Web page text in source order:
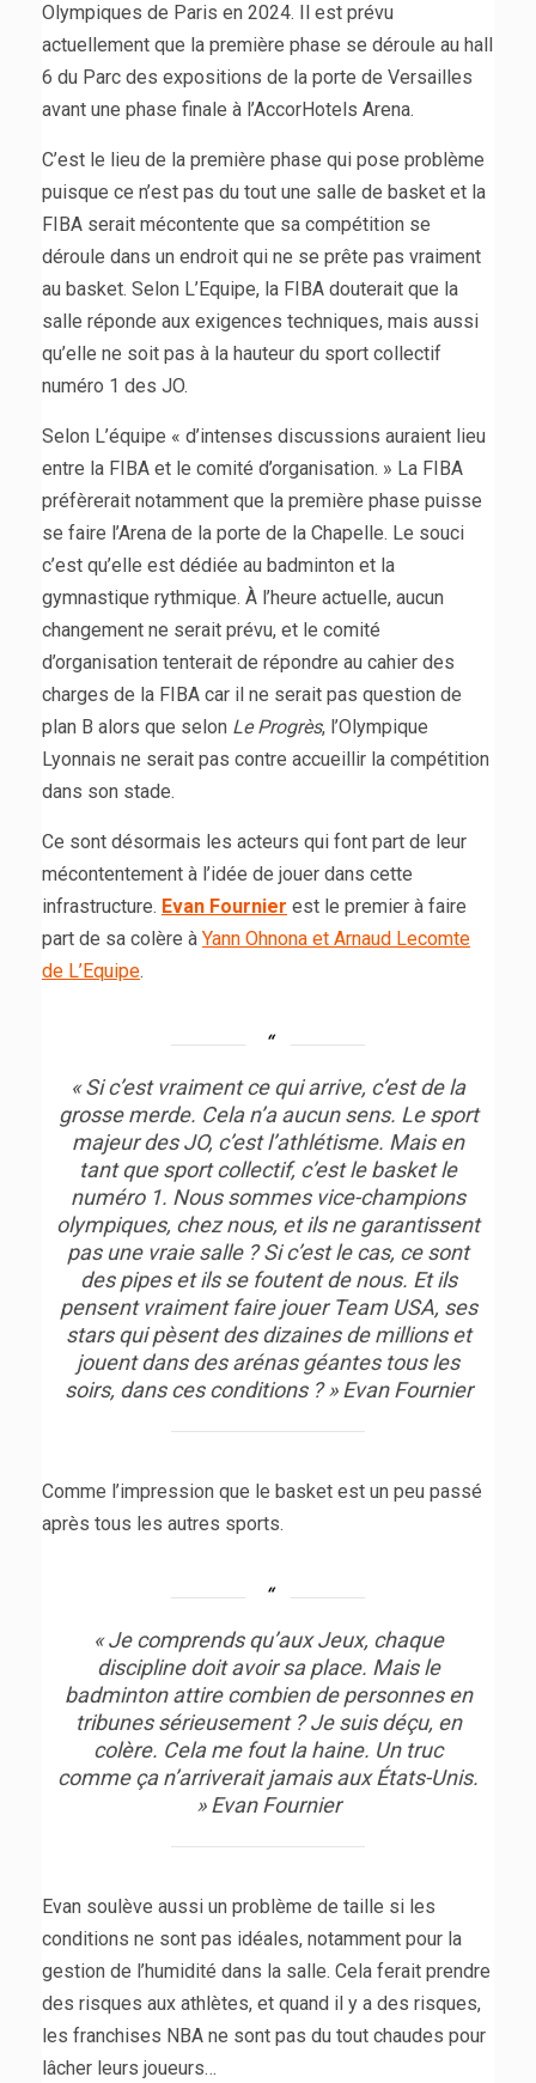
Olympiques de Paris en 2024. Il est prévu
actuellement que la première phase se déroule au hall
6 du Parc des expositions de la porte de Versailles
avant une phase finale à l’AccorHotels Arena.
C’est le lieu de la première phase qui pose problème
puisque ce n’est pas du tout une salle de basket et la
FIBA serait mécontente que sa compétition se
déroule dans un endroit qui ne se prête pas vraiment
au basket. Selon L’Equipe, la FIBA douterait que la
salle réponde aux exigences techniques, mais aussi
qu’elle ne soit pas à la hauteur du sport collectif
numéro 1 des JO.
Selon L’équipe « d’intenses discussions auraient lieu
entre la FIBA et le comité d’organisation. » La FIBA
préfèrerait notamment que la première phase puisse
se faire l’Arena de la porte de la Chapelle. Le souci
c’est qu’elle est dédiée au badminton et la
gymnastique rythmique. À l’heure actuelle, aucun
changement ne serait prévu, et le comité
d’organisation tenterait de répondre au cahier des
charges de la FIBA car il ne serait pas question de
plan B alors que selon Le Progrès, l’Olympique
Lyonnais ne serait pas contre accueillir la compétition
dans son stade.
Ce sont désormais les acteurs qui font part de leur
mécontentement à l’idée de jouer dans cette
infrastructure. Evan Fournier est le premier à faire
part de sa colère à Yann Ohnona et Arnaud Lecomte
de L’Equipe.
« Si c’est vraiment ce qui arrive, c’est de la
grosse merde. Cela n’a aucun sens. Le sport
majeur des JO, c’est l’athlétisme. Mais en
tant que sport collectif, c’est le basket le
numéro 1. Nous sommes vice-champions
olympiques, chez nous, et ils ne garantissent
pas une vraie salle ? Si c’est le cas, ce sont
des pipes et ils se foutent de nous. Et ils
pensent vraiment faire jouer Team USA, ses
stars qui pèsent des dizaines de millions et
jouent dans des arénas géantes tous les
soirs, dans ces conditions ? » Evan Fournier
Comme l’impression que le basket est un peu passé
après tous les autres sports.
« Je comprends qu’aux Jeux, chaque
discipline doit avoir sa place. Mais le
badminton attire combien de personnes en
tribunes sérieusement ? Je suis déçu, en
colère. Cela me fout la haine. Un truc
comme ça n’arriverait jamais aux États-Unis.
» Evan Fournier
Evan soulève aussi un problème de taille si les
conditions ne sont pas idéales, notamment pour la
gestion de l’humidité dans la salle. Cela ferait prendre
des risques aux athlètes, et quand il y a des risques,
les franchises NBA ne sont pas du tout chaudes pour
lâcher leurs joueurs…